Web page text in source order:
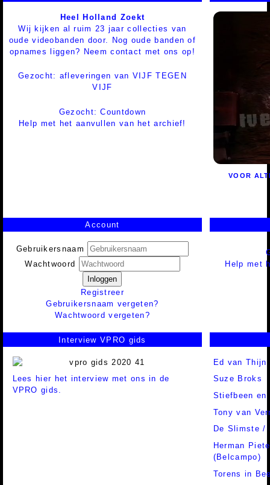
Heel Holland Zoekt
Wij kijken al ruim 23 jaar collecties van
oude videobanden door. Nog oude banden of
opnames liggen? Neem contact met ons op!
Gezocht: afleveringen van VIJF TEGEN
VIJF
Gezocht: Countdown
Help met het aanvullen van het archief!
VOOR
Account
Gebruikersnaam
Wachtwoord
Inloggen
Registreer
Gebruikersnaam vergeten?
Wachtwoord vergeten?
Help met
Interview VPRO gids
Lees hier het interview met ons in de
VPRO gids.
Ed van Thijn
Suze Broks
Stiefbeen en
Tony van
De Slimste /
Herman
(Belcampo)
Torens in